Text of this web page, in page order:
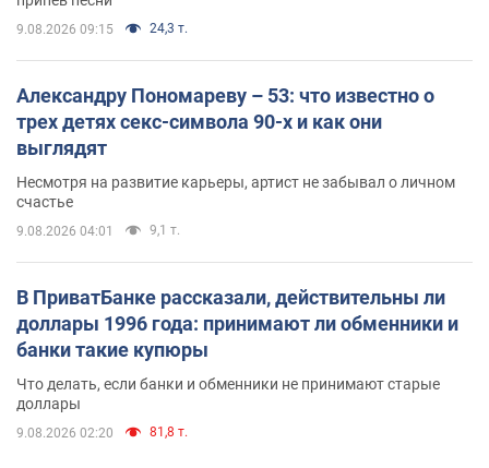
9.08.2026 09:15 24,3 т.
Александру Пономареву – 53: что известно о
трех детях секс-символа 90-х и как они
выглядят
Несмотря на развитие карьеры, артист не забывал о личном
счастье
9.08.2026 04:01 9,1 т.
В ПриватБанке рассказали, действительны ли
доллары 1996 года: принимают ли обменники и
банки такие купюры
Что делать, если банки и обменники не принимают старые
доллары
9.08.2026 02:20 81,8 т.